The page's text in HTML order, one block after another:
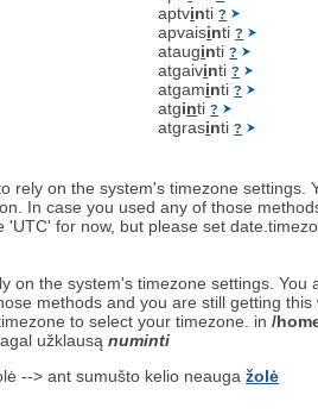
aptvinti?
apvaisinti?
atauginti?
atgaivinti?
atgaminti?
atginti?
atgrasinti?
rely on the system's timezone
In case you used any of those
'UTC' for now, but please set
on the system's timezone settings.
methods and you are still getting
to select your timezone. in/
užklausąnuminti
--> ant sumušto kelio neaugažolė